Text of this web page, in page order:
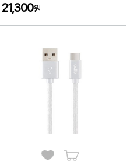
21,300원